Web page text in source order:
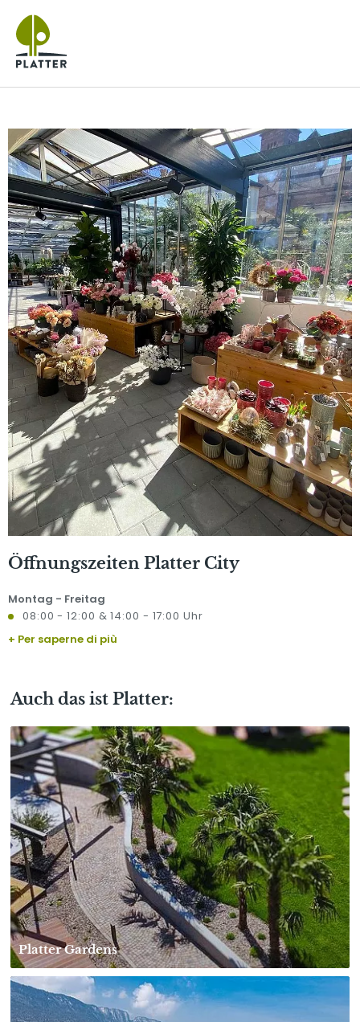
Öffnungszeiten Platter City
Montag - Freitag
08:00 - 12:00 & 14:00 - 17:00 Uhr
Samstag
+ Per saperne di più
Auch das ist Platter:
Platter Gardens